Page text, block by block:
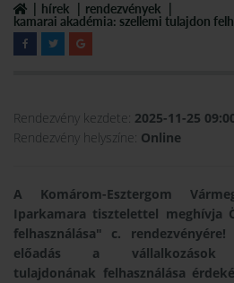
hírek
rendezvények
kamarai akadémia: szellemi tulajdon
Rendezvény kezdete: 2025-11-25
Rendezvény helyszíne: Online
A Komárom-Esztergom
Iparkamara tisztelettel meghívja
felhasználása" c.
előadás a vállalkozások
tulajdonának felhasználása